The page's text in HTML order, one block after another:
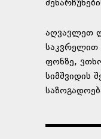
აღვავლეთ
საკვრელით
ფონზე,
სიმშვიდის